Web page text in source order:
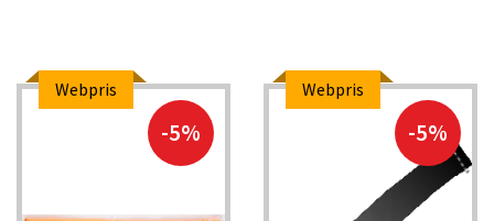
Webpris
-5%
Webpris
-5%